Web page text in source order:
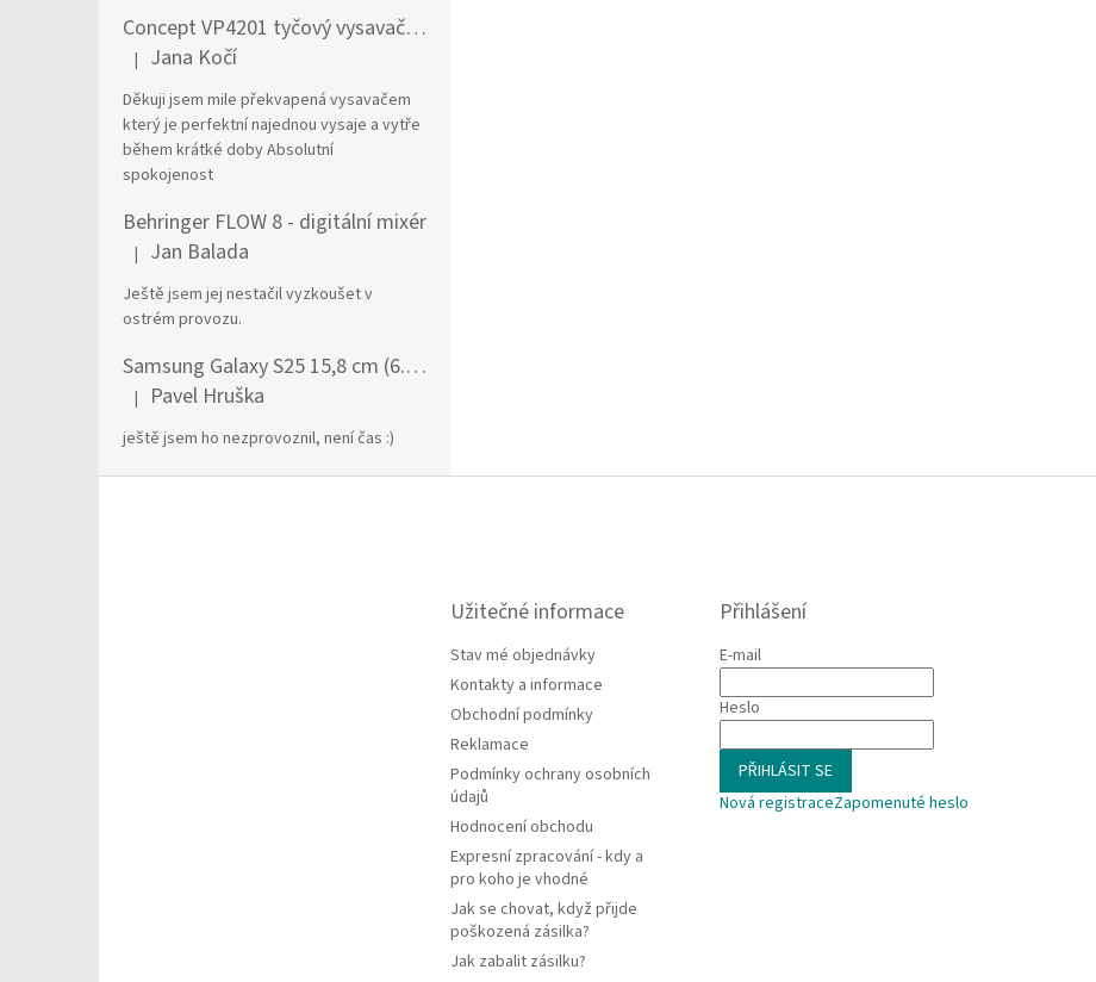
Concept VP4201 tyčový vysavač / elektrický smeták Tyčový vysavač 2 v 1 AC Suché a mokré Bezsáčkové 0,6 l 90 W Černá, Stříbrná
Hodnocení produktu je 5 z 5 hvězdiček.
| Jana Kočí
Děkuji jsem mile překvapená vysavačem
který je perfektní najednou vysaje a vytře
během krátké doby Absolutní
spokojenost
Behringer FLOW 8 - digitální mixér
Hodnocení produktu je 5 z 5 hvězdiček.
| Jan Balada
Ještě jsem jej nestačil vyzkoušet v
ostrém provozu.
Samsung Galaxy S25 15,8 cm (6.2") Dual SIM Android 15 5G USB typu C 12 GB 256 GB 4000 mAh Námořnická modrá
Hodnocení produktu je 1 z 5 hvězdiček.
| Pavel Hruška
ještě jsem ho nezprovoznil, není čas :)
Užitečné informace
Stav mé objednávky
Kontakty a informace
Obchodní podmínky
Reklamace
Podmínky ochrany osobních
údajů
Hodnocení obchodu
Expresní zpracování - kdy a
pro koho je vhodné
Jak se chovat, když přijde
poškozená zásilka?
Jak zabalit zásilku?
Přihlášení
E-mail
Heslo
PŘIHLÁSIT SE
Nová registraceZapomenuté heslo